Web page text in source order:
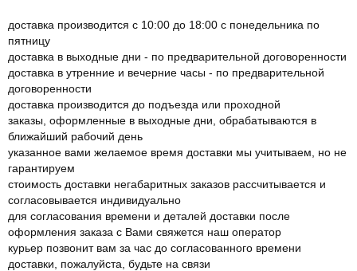
доставка производится с 10:00 до 18:00 с понедельника по
пятницу
доставка в выходные дни - по предварительной договоренности
доставка в утренние и вечерние часы - по предварительной
договоренности
доставка производится до подъезда или проходной
заказы, оформленные в выходные дни, обрабатываются в
ближайший рабочий день
указанное вами желаемое время доставки мы учитываем, но не
гарантируем
стоимость доставки негабаритных заказов рассчитывается и
согласовывается индивидуально
для согласования времени и деталей доставки после
оформления заказа с Вами свяжется наш оператор
курьер позвонит вам за час до согласованного времени
доставки, пожалуйста, будьте на связи